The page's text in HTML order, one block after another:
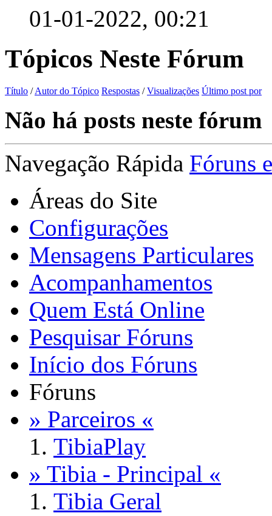
01-01-2022, 00:21
Tópicos Neste Fórum
Título /Autor do Tópico Respostas /Visualizações Último post por
Não há posts neste fórum
Navegação Rápida Fóruns
Áreas do Site
Configurações
Mensagens Particulares
Acompanhamentos
Quem Está Online
Pesquisar Fóruns
Início dos Fóruns
Fóruns
» Parceiros «
TibiaPlay
» Tibia - Principal «
Tibia Geral